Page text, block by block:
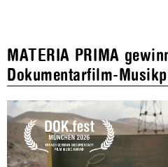
MATERIA PRIMA
Dokumentarfilm-